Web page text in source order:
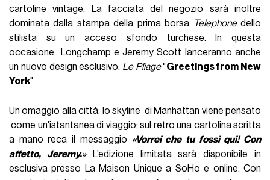
cartoline vintage. La facciata del negozio sarà inoltre
dominata dalla stampa della prima borsa
Telephonedello
stilista su un acceso sfondo turchese. In questa
occasione Longchamp e Jeremy Scott lanceranno anche
un nuovo design esclusivo: Le Pliage"Greetings from New
York".
Un omaggio alla città: lo skyline di Manhattan viene pensato
come un'istantanea di viaggio; sul retro una cartolina scritta
a mano reca il messaggio «Vorrei che tu fossi qui! Con
affetto, Jeremy.»L’edizione limitata sarà disponibile in
esclusiva presso La Maison Unique a SoHo e online. Con